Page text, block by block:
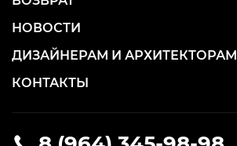
НОВОСТИ
ДИЗАЙНЕРАМ И АРХИТЕКТОРАМ
КОНТАКТЫ